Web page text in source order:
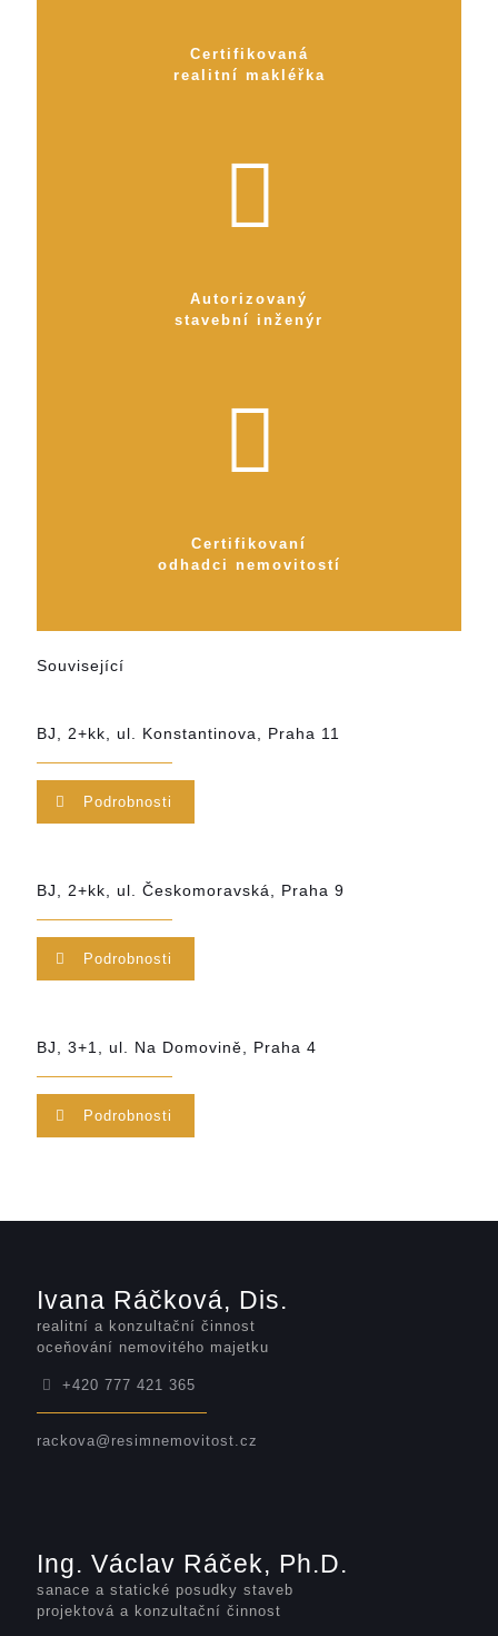
Certifikovaná
realitní makléřka
Autorizovaný
stavební inženýr
Certifikovaní
odhadci nemovitostí
Související
BJ, 2+kk, ul. Konstantinova, Praha 11
Podrobnosti
BJ, 2+kk, ul. Českomoravská, Praha 9
Podrobnosti
BJ, 3+1, ul. Na Domovině, Praha 4
Podrobnosti
Ivana Ráčková, Dis.
realitní a konzultační činnost
oceňování nemovitého majetku
+420 777 421 365
rackova@resimnemovitost.cz
Ing. Václav Ráček, Ph.D.
sanace a statické posudky staveb
projektová a konzultační činnost